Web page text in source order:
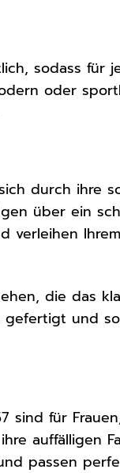
sodass für
oder
durch ihre
über ein
verleihen
die das
gefertigt und
sind für
auffälligen
passen